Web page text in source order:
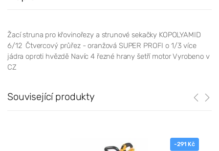
Žací struna pro křovinořezy a strunové sekačky KOPOLYAMID
6/12 Čtvercový průřez - oranžová SUPER PROFI o 1/3 více
jádra oproti hvězdě Navíc 4 řezné hrany šetří motor Vyrobeno v
CZ
Související produkty
-291 Kč